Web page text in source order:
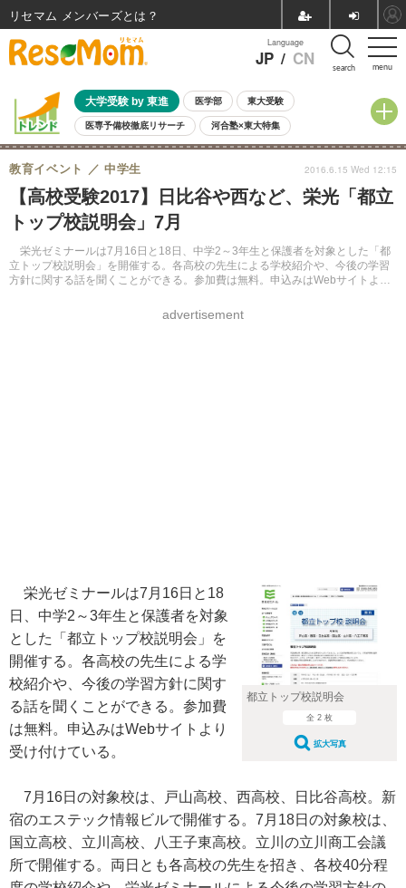
menu
Language
JP / CN search
大学受験 by 東進 医学部 東大受験
医専予備校徹底リサーチ 河合塾×東大特集
親子で考える大学選び 高校受験 中学受験 小学校受験
共通テスト 夏休み
8月開催イベント・WS 全国公立高校 過去問 人気記事
自由研究教材（小学生向け） 自由研究教材（中学生向け）
【高校受験2017】日比谷や西など、栄光「都立
トップ校説明会」7月
栄光ゼミナールは7月16日と18日、中学2～3年生と保護者を対象とした「都
立トップ校説明会」を開催する。各高校の先生による学校紹介や、今後の学習
方針に関する話を聞くことができる。参加費は無料。申込みはWebサイトより
教育イベント 中学生
advertisement
2016.6.15 Wed 12:15
都立トップ校説明会
全 2 枚
拡大写真
栄光ゼミナールは7月16日と18
日、中学2～3年生と保護者を対象
とした「都立トップ校説明会」を
開催する。各高校の先生による学
校紹介や、今後の学習方針に関す
る話を聞くことができる。参加費
は無料。申込みはWebサイトより
受け付けている。
7月16日の対象校は、戸山高校、西高校、日比谷高校。新
宿のエステック情報ビルで開催する。7月18日の対象校は、
国立高校、立川高校、八王子東高校。立川の立川商工会議
所で開催する。両日とも各高校の先生を招き、各校40分程
リセマム メンバーズ